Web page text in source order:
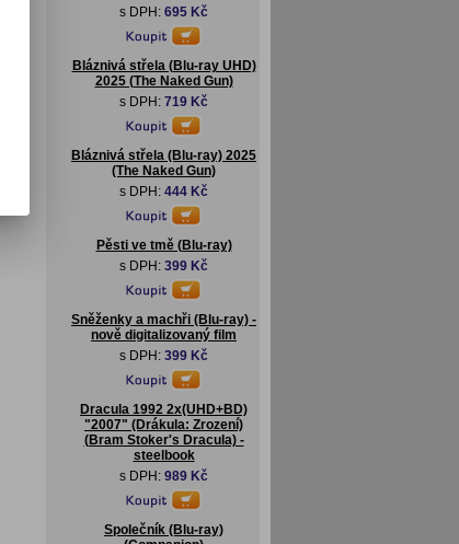
s DPH: 695 Kč
Bláznivá střela (Blu-ray UHD)
2025 (The Naked Gun)
s DPH: 719 Kč
Bláznivá střela (Blu-ray) 2025
(The Naked Gun)
s DPH: 444 Kč
Pěsti ve tmě (Blu-ray)
s DPH: 399 Kč
Sněženky a machři (Blu-ray) -
nově digitalizovaný film
s DPH: 399 Kč
Dracula 1992 2x(UHD+BD)
"2007" (Drákula: Zrození)
(Bram Stoker's Dracula) -
steelbook
s DPH: 989 Kč
Společník (Blu-ray)